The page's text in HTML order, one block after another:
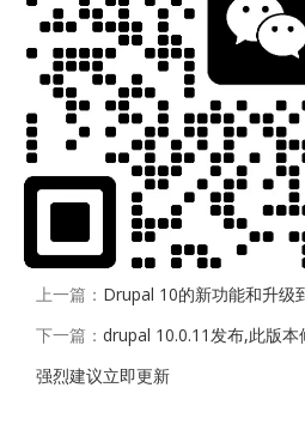
上一篇： Drupal 10的新功能和升级
下一篇： drupal 10.0.11发布,此版
强烈建议立即更新